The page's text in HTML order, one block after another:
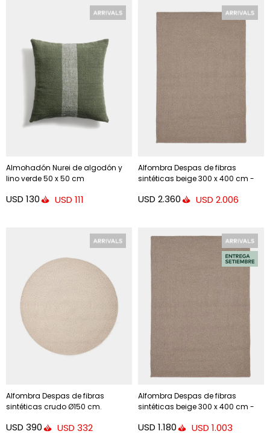
Almohadón Nurei de algodón y
lino verde 50 x 50 cm
USD 130 USD 111
Alfombra Despas de fibras
sintéticas beige 300 x 400 cm -
USD 2.360 USD 2.006
Alfombra Despas de fibras
sintéticas crudo Ø150 cm.
USD 390 USD 332
Alfombra Despas de fibras
sintéticas beige 300 x 400 cm -
USD 1.180 USD 1.003